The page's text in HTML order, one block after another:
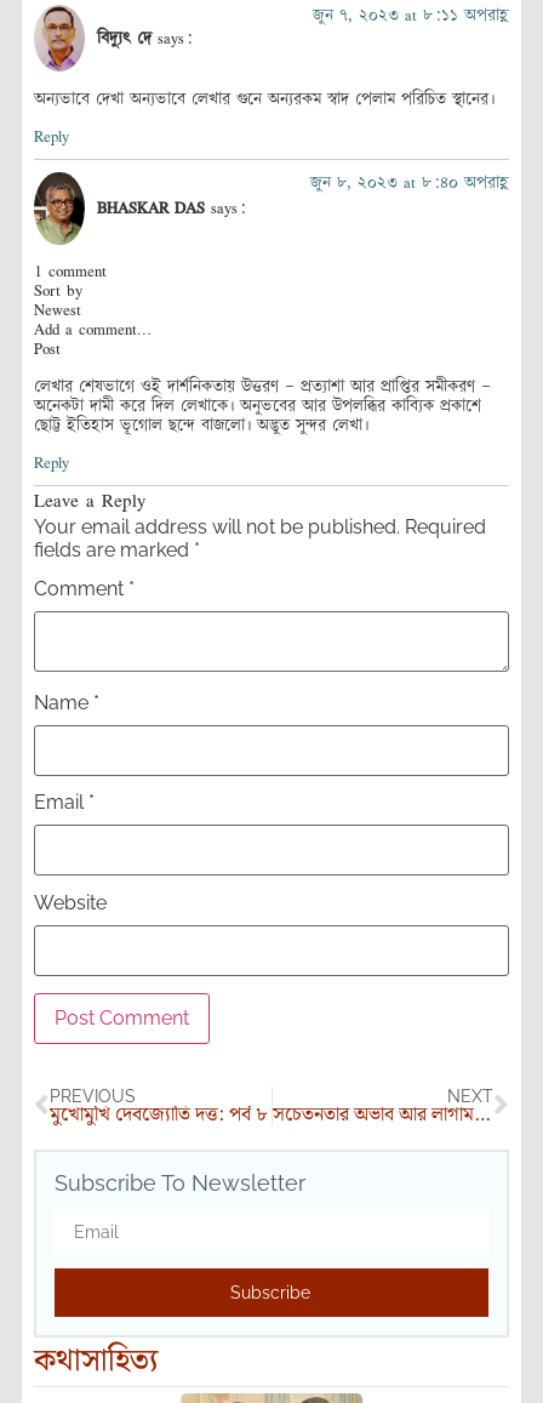
বিদ্যুৎ দে says:
জুন ৭, ২০২৩ at ৮:১১ অপরাহ্ণ
অন্যভাবে দেখা অন্যভাবে লেখার গুনে অন্যরকম স্বাদ পেলাম পরিচিত স্থানের।
Reply
BHASKAR DAS says:
জুন ৮, ২০২৩ at ৮:৪০ অপরাহ্ণ
1 comment
Sort by
Newest
Add a comment…
Post
লেখার শেষভাগে ওই দার্শনিকতায় উত্তরণ – প্রত্যাশা আর প্রাপ্তির সমীকরণ –
অনেকটা দামী করে দিল লেখাকে। অনুভবের আর উপলব্ধির কাব্যিক প্রকাশে
ছোট্ট ইতিহাস ভূগোল ছন্দে বাজলো। অদ্ভুত সুন্দর লেখা।
Reply
Leave a Reply
Your email address will not be published. Required
fields are marked *
Comment *
Name *
Email *
Website
PREVIOUS
মুখোমুখি দেবজ্যোতি দত্ত: পর্ব ৮
NEXT
সচেতনতার অভাব আর লাগামহীন দূষণে ধুঁকছে মহাসাগর
Subscribe To Newsletter
Subscribe
কথাসাহিত্য